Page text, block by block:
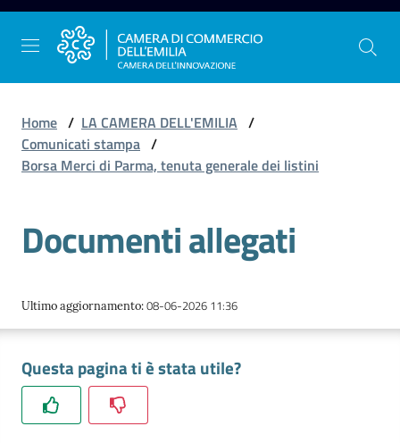
Vai al contenuto
Vai alla navigazione
Vai al footer
dell'Emilia
Gestire
l'impresa
Promuovere
l'impresa
e
Home / LA CAMERA DELL'EMILIA /
Comunicati stampa /
Borsa Merci di Parma, tenuta generale dei listini
Documenti allegati
Ultimo aggiornamento:08-06-2026 11:36
Questa pagina ti è stata utile?